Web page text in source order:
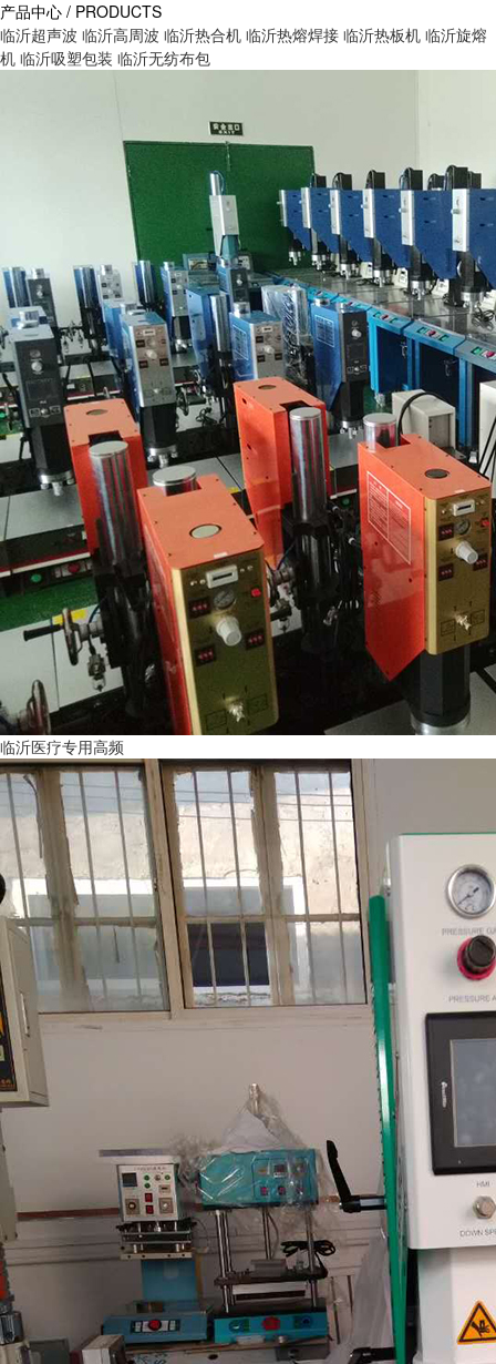
产品中心 / PRODUCTS
临沂超声波 临沂高周波 临沂热合机 临沂热熔焊接 临沂热板机 临沂旋熔
机 临沂吸塑包装 临沂无纺布包
临沂医疗专用高频